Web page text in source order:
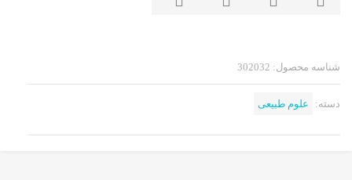
شناسه محصول: 302032
دسته: علوم طبیعی